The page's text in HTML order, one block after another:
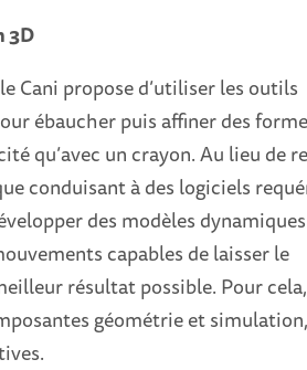
3D
Cani propose d’utiliser les outils
ébaucher puis affiner des
qu’avec un crayon. Au lieu de
conduisant à des logiciels
des modèles
capables de laisser le
résultat possible. Pour
géométrie et